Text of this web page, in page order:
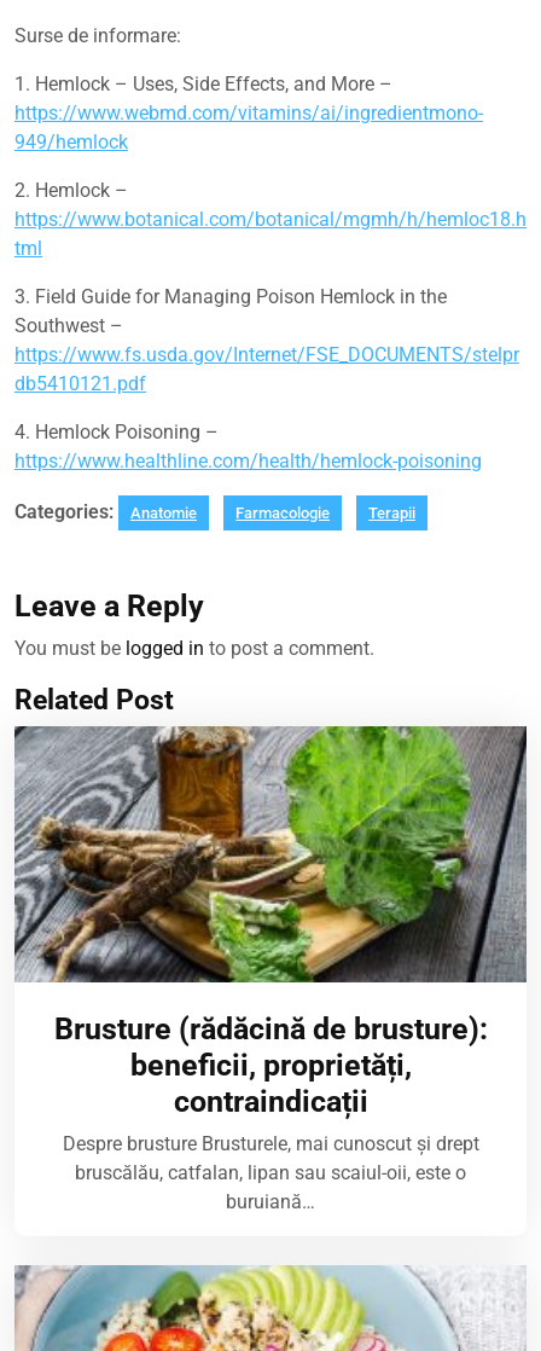
Surse de informare:
1. Hemlock – Uses, Side Effects, and More –
https://www.webmd.com/vitamins/ai/ingredientmono-
949/hemlock
2. Hemlock –
https://www.botanical.com/botanical/mgmh/h/hemloc18.h
tml
3. Field Guide for Managing Poison Hemlock in the
Southwest –
https://www.fs.usda.gov/Internet/FSE_DOCUMENTS/stelpr
db5410121.pdf
4. Hemlock Poisoning –
https://www.healthline.com/health/hemlock-poisoning
Categories: Anatomie Farmacologie Terapii
Leave a Reply
You must be logged in to post a comment.
Related Post
Brusture (rădăcină de brusture):
beneficii, proprietăți,
contraindicații
Despre brusture Brusturele, mai cunoscut și drept
bruscălău, catfalan, lipan sau scaiul-oii, este o
buruiană…